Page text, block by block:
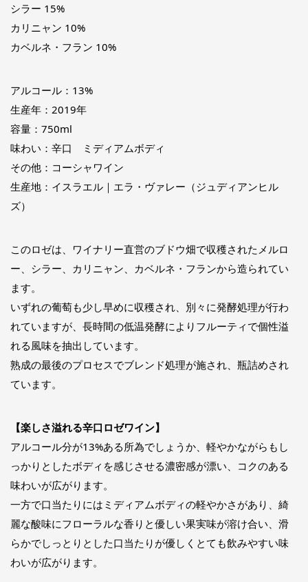
シラー 15%
カリニャン 10%
カベルネ・フラン 10%
アルコール：13%
生産年：2019年
容量：750ml
味わい：辛口 ミディアムボディ
その他：コーシャワイン
生産地：イスラエル｜エラ・ヴァレー（ジュディアンヒル
ズ）
このロゼは、ワイナリー直営のブドウ畑で収穫されたメルロ
ー、シラー、カリニャン、カベルネ・フランから造られてい
ます。
いずれの葡萄も少し早めに収穫され、別々に発酵処理が行わ
れていますが、長時間の低温発酵によりフルーティで個性溢
れる風味を抽出しています。
熟成の最後のプロセスでブレンド処理が施され、瓶詰めされ
ています。
【楽しさ溢れる辛口ロゼワイン】
アルコール分が13%ある所為でしょうか、軽やかながらもし
っかりとしたボディを感じさせる濃密感が漂い、コクのある
味わいが広がります。
一方で口当たりにはミディアムボディの軽やかさがあり、綺
麗な酸味にフローラルな香りと優しい果実味が溶け合い、滑
らかでしっとりとした口当たりが優しくとても飲みやすい味
わいが広がります。